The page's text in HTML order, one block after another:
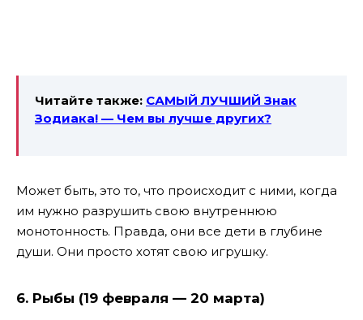
Читайте также: САМЫЙ ЛУЧШИЙ Знак
Зодиака! — Чем вы лучше других?
Может быть, это то, что происходит с ними, когда
им нужно разрушить свою внутреннюю
монотонность. Правда, они все дети в глубине
души. Они просто хотят свою игрушку.
6. Рыбы (19 февраля — 20 марта)